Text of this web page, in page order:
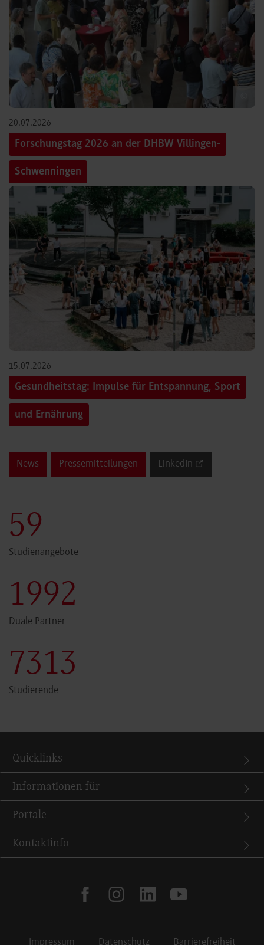
20.07.2026
Forschungstag 2026 an der DHBW Villingen-
Schwenningen
15.07.2026
Gesundheitstag: Impulse für Entspannung, Sport
und Ernährung
News Pressemitteilungen LinkedIn
59
Studienangebote
1999
Duale Partner
7340
Studierende
Quicklinks
Informationen für
Portale
Kontaktinfo
facebookinstagramlinkedin youtube